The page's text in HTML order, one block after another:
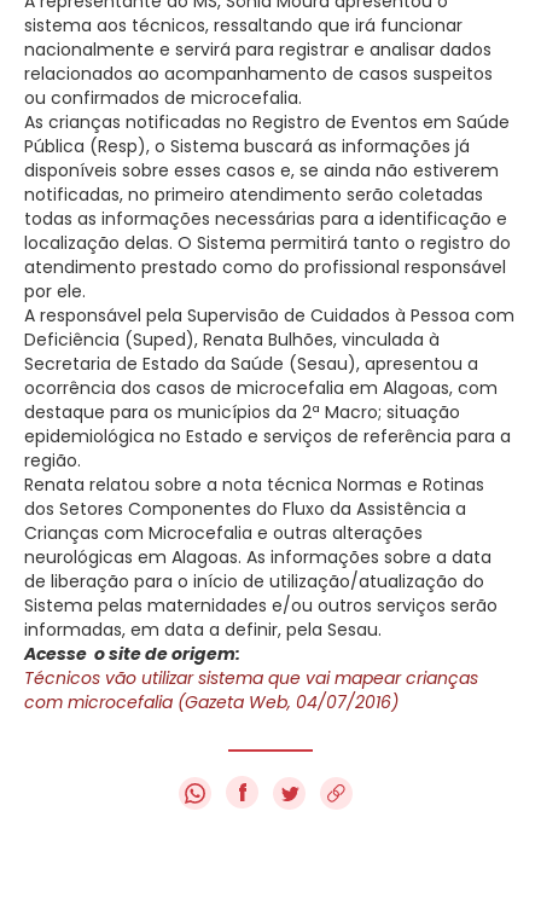
sistema aos técnicos, ressaltando que irá funcionar
nacionalmente e servirá para registrar e analisar dados
relacionados ao acompanhamento de casos suspeitos
ou confirmados de microcefalia.
As crianças notificadas no Registro de Eventos em Saúde
Pública (Resp), o Sistema buscará as informações já
disponíveis sobre esses casos e, se ainda não estiverem
notificadas, no primeiro atendimento serão coletadas
todas as informações necessárias para a identificação e
localização delas. O Sistema permitirá tanto o registro do
atendimento prestado como do profissional responsável
por ele.
A responsável pela Supervisão de Cuidados à Pessoa com
Deficiência (Suped), Renata Bulhões, vinculada à
Secretaria de Estado da Saúde (Sesau), apresentou a
ocorrência dos casos de microcefalia em Alagoas, com
destaque para os municípios da 2ª Macro; situação
epidemiológica no Estado e serviços de referência para a
região.
Renata relatou sobre a nota técnica Normas e Rotinas
dos Setores Componentes do Fluxo da Assistência a
Crianças com Microcefalia e outras alterações
neurológicas em Alagoas. As informações sobre a data
de liberação para o início de utilização/atualização do
Sistema pelas maternidades e/ou outros serviços serão
informadas, em data a definir, pela Sesau.
Acesse o site de origem:
Técnicos vão utilizar sistema que vai mapear crianças
com microcefalia (Gazeta Web, 04/07/2016)
f